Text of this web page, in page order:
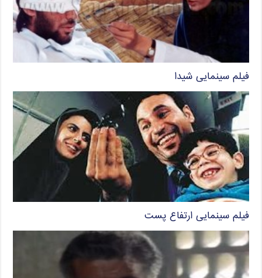
فیلم سینمایی شیدا
فیلم سینمایی ارتفاع پست